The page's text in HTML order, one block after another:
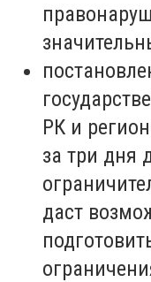
РК и
за три дня
даст